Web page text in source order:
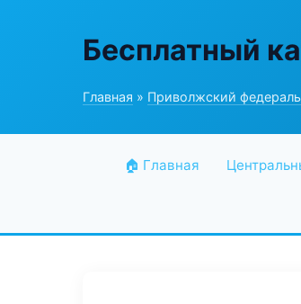
Бесплатный
Главная » Приволжский
🏠 Главная